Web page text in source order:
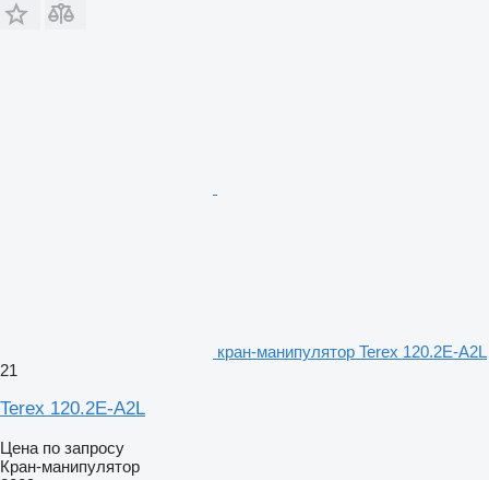
кран-манипулятор Terex 120.2E-A2L
21
Terex 120.2E-A2L
Цена по запросу
Кран-манипулятор